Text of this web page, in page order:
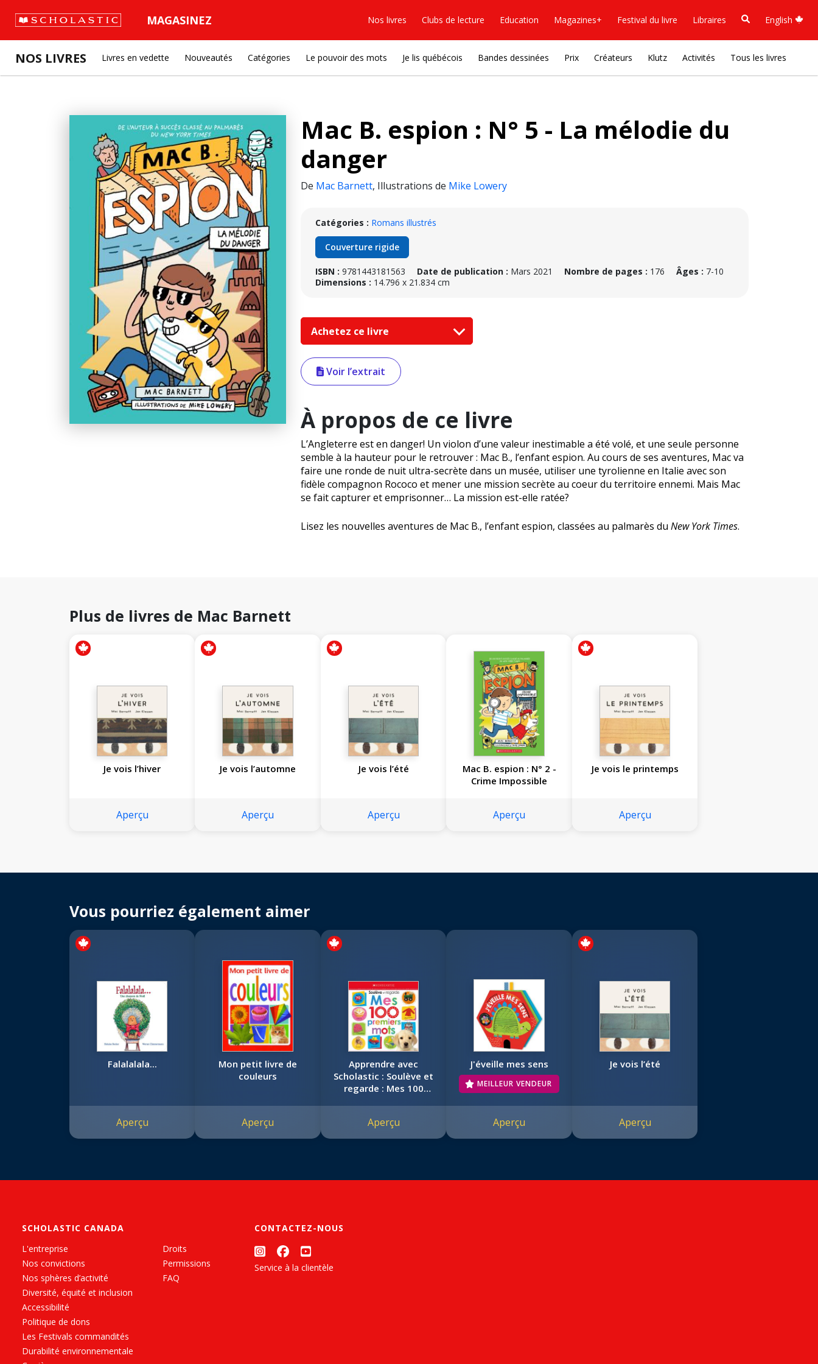
MAGASINEZ Nos livres Clubs de lecture Education Magazines+ Festival du livre Libraires English
NOS LIVRES Livres en vedette Nouveautés Catégories Le pouvoir des mots Je lis québécois Bandes dessinées Prix Créateurs Klutz Activités Tous les livres
Mac B. espion : N° 5 - La mélodie du
danger
De Mac Barnett, Illustrations de Mike Lowery
Catégories : Romans illustrés
Couverture rigide
ISBN : 9781443181563 Date de publication : Mars 2021 Nombre de pages : 176 Âges : 7-10
Dimensions : 14.796 x 21.834 cm
Achetez ce livre
Voir l’extrait
À propos de ce livre
L’Angleterre est en danger! Un violon d’une valeur inestimable a été volé, et une seule personne
semble à la hauteur pour le retrouver : Mac B., l’enfant espion. Au cours de ses aventures, Mac va
faire une ronde de nuit ultra-secrète dans un musée, utiliser une tyrolienne en Italie avec son
fidèle compagnon Rococo et mener une mission secrète au coeur du territoire ennemi. Mais Mac
se fait capturer et emprisonner… La mission est-elle ratée?
Lisez les nouvelles aventures de Mac B., l’enfant espion, classées au palmarès du New York Times.
Plus de livres de Mac Barnett
Je vois l’hiver
Aperçu
Je vois l’automne
Aperçu
Je vois l’été
Aperçu
Mac B. espion : N° 2 -
Crime Impossible
Aperçu
Je vois le printemps
Aperçu
Vous pourriez également aimer
Falalalala...
Aperçu
Mon petit livre de
couleurs
Aperçu
Apprendre avec
Scholastic : Soulève et
regarde : Mes 100
Aperçu
J'éveille mes sens
MEILLEUR VENDEUR
Aperçu
Je vois l’été
Aperçu
SCHOLASTIC CANADA
L'entreprise
Nos convictions
Nos sphères d’activité
Diversité, équité et inclusion
Accessibilité
Politique de dons
Les Festivals commandités
Durabilité environnementale
Droits
Permissions
FAQ
CONTACTEZ-NOUS
Service à la clientèle